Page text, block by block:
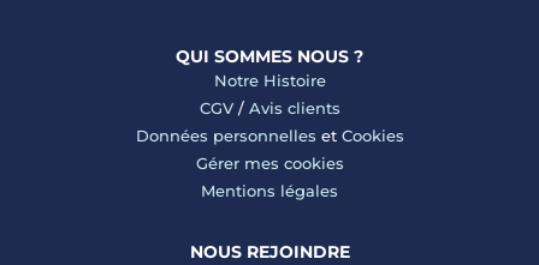
QUI SOMMES NOUS ?
Notre Histoire
CGV/ Avis clients
Données personnelles et Cookies
Gérer mes cookies
Mentions légales
NOUS REJOINDRE